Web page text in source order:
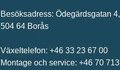
Besöksadress: Ödegärdsgatan 4,
504 64 Borås
Växeltelefon: +46 33 23 67 00
Montage och service: +46 70 713